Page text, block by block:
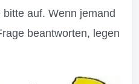
auf. Wenn jemand
beantworten, legen